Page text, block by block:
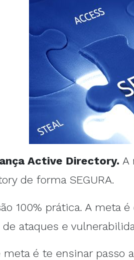
Active Directory. A
de forma SEGURA.
100% prática. A meta
ataques e
meta é te ensinar passo